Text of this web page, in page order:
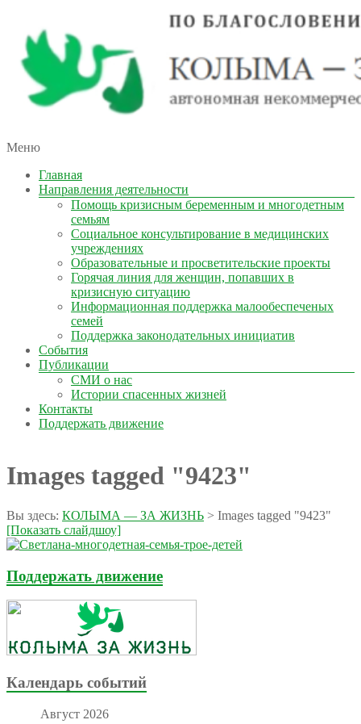
КОЛЫМА — ЗА ЖИЗНЬ
автономная некоммерческая организация
Меню
Главная
Направления деятельности
Помощь кризисным беременным и многодетным
семьям
Социальное консультирование в медицинских
учреждениях
Образовательные и просветительские проекты
Горячая линия для женщин, попавших в
кризисную ситуацию
Информационная поддержка малообеспеченых
семей
Поддержка законодательных инициатив
События
Публикации
СМИ о нас
Истории спасенных жизней
Контакты
Поддержать движение
Images tagged "9423"
Вы здесь: КОЛЫМА — ЗА ЖИЗНЬ > Images tagged "9423"
[Показать слайдшоу]
Поддержать движение
Календарь событий
Август 2026